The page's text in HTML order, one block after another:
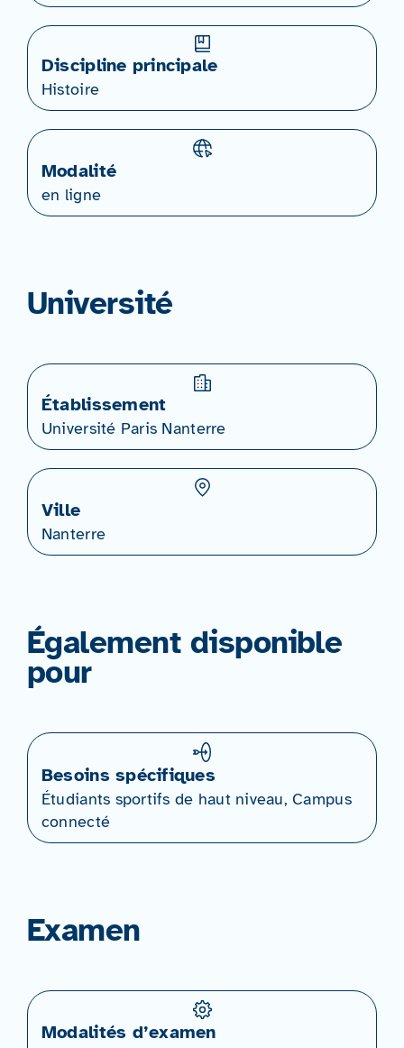
Discipline principale
Histoire
Modalité
en ligne
Université
Établissement
Université Paris Nanterre
Ville
Nanterre
Également disponible
pour
Besoins spécifiques
Étudiants sportifs de haut niveau, Campus
connecté
Examen
Modalités d’examen